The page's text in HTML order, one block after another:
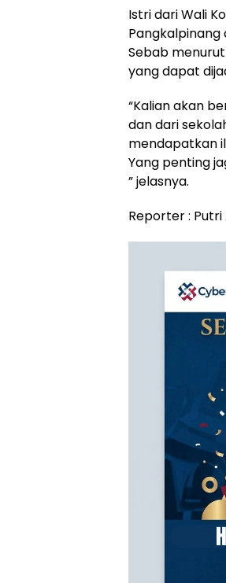
Istri dari Wali
Pangkalpinang
Sebab
yang dapat
“Kalian akan
dan dari
mendapatkan
Yang penting
” jelasnya.
Reporter : Putri